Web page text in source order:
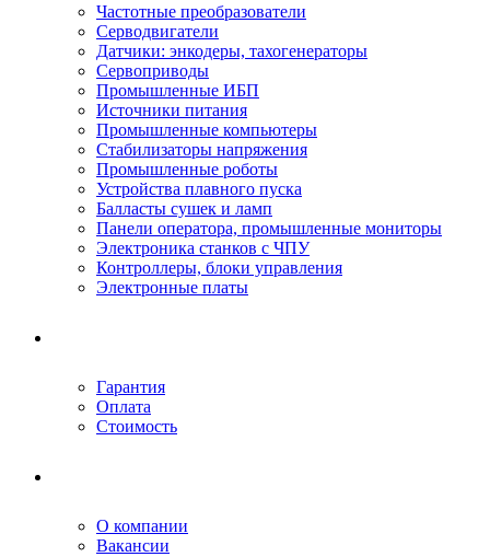
Частотные преобразователи
Серводвигатели
Датчики: энкодеры, тахогенераторы
Сервоприводы
Промышленные ИБП
Источники питания
Промышленные компьютеры
Стабилизаторы напряжения
Промышленные роботы
Устройства плавного пуска
Балласты сушек и ламп
Панели оператора, промышленные мониторы
Электроника станков с ЧПУ
Контроллеры, блоки управления
Электронные платы
Гарантия
Оплата
Стоимость
О компании
Вакансии